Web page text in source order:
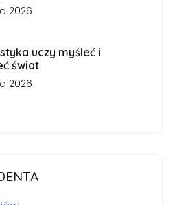
2026
uczy myśleć i
świat
2026